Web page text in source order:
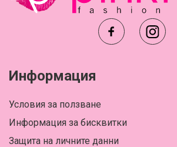
Информация
Условия за ползване
Информация за бисквитки
Защита на личните данни